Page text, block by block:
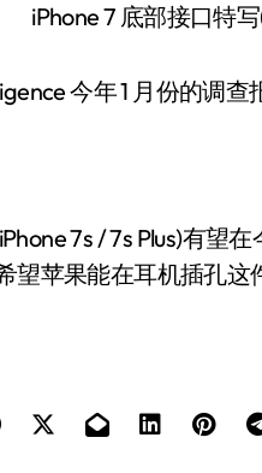
iPhone 7 底部接口特
今年 1 月份的调
7s / 7s Plus)有望在
望苹果能在耳机插孔这